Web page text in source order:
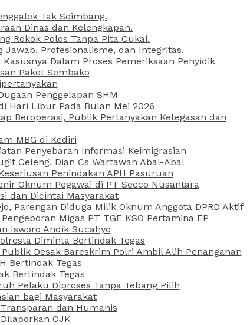
Tak Seimbang.
Dinas dan Kelengkapan.
Rokok Polos Tanpa Pita Cukai.
Jawab, Profesionalisme, dan Integritas.
Dalam Proses Pemeriksaan Penyidik
Paket Sembako
Penggelapan SHM
Hari Libur Pada Bulan Mei 2026
Beroperasi, Publik Pertanyakan Ketegasan dan
MBG di Kediri
Penyebaran Informasi Keimigrasian
Celeng, Dian Cs Wartawan Abal-Abal
Penindakan APH Pasuruan
Oknum Pegawai di PT Secco Nusantara
dan Dicintai Masyarakat
Parengan Diduga Milik Oknum Anggota DPRD Aktif
Migas PT TGE KSO Pertamina EP
Isworo Andik Sucahyo
Diminta Bertindak Tegas
Desak Bareskrim Polri Ambil Alih Penanganan
Bertindak Tegas
Bertindak Tegas
Pelaku Diproses Tanpa Tebang Pilih
bagi Masyarakat
dan Humanis
OJK